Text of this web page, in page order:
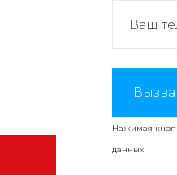
Нажимая
данных